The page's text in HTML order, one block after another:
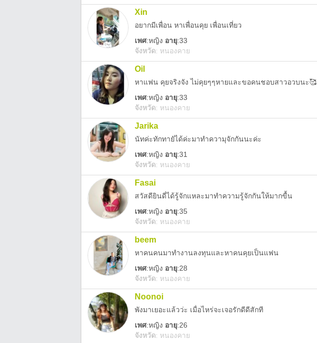
Xin
อยากมีเพื่อน หาเพื่อนคุย เพื่อนเที่ยว
เพศ:หญิง อายุ:33
จังหวัด: หนองคาย
Oil
หาแฟน คุยจริงจัง ไม่คุยๆๆหายและขอคนชอบสาวอวบนะ🥰
เพศ:หญิง อายุ:33
จังหวัด: หนองคาย
Jarika
นัทค่ะทักทายัได้ค่ะมาทำความุจักกันนะค่ะ
เพศ:หญิง อายุ:31
จังหวัด: หนองคาย
Fasai
สวัสดียินดี่ได้รู้จักแหละมาทำความรู้จักกันให้มากขื้น
เพศ:หญิง อายุ:35
จังหวัด: หนองคาย
beem
หาคนคนมาทำงานลงทุนและหาคนคุยเป็นแฟน
เพศ:หญิง อายุ:28
จังหวัด: หนองคาย
Noonoi
พังมาเยอะแล้วว่ะ เมื่อไหร่จะเจอรักดีดีสักที
เพศ:หญิง อายุ:26
จังหวัด: หนองคาย